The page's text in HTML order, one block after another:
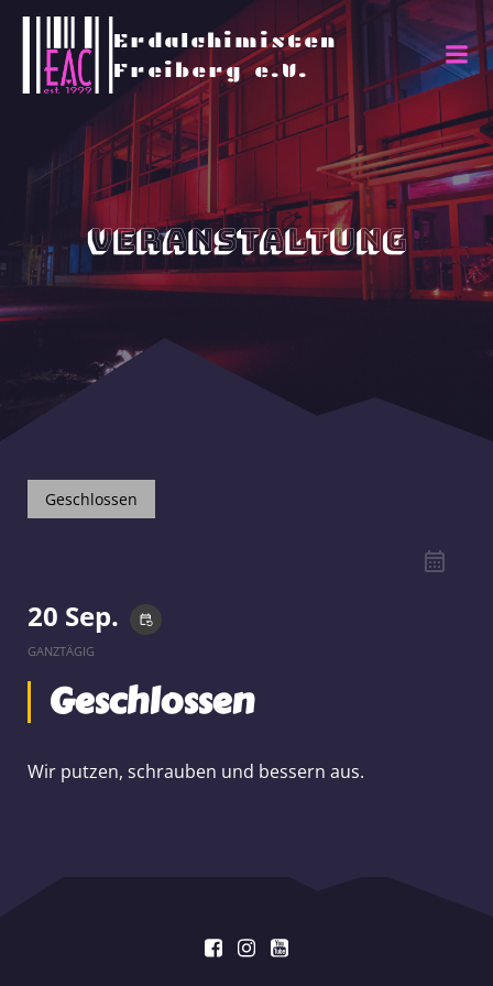
Erdalchimisten
Freiberg e.V.
Veranstaltung
Geschlossen
20 Sep. event_repeat
GANZTÄGIG
Geschlossen
Wir putzen, schrauben und bessern aus.